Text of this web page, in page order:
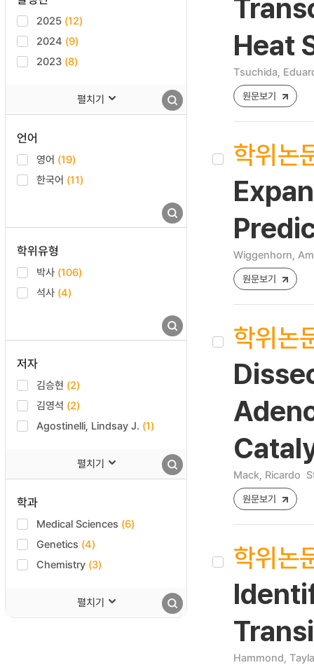
2025 (12)
2024 (9)
2023 (8)
펼치기
언어
영어 (19)
한국어 (11)
학위유형
박사 (106)
석사 (4)
저자
김승현 (2)
김영석 (2)
Agostinelli, Lindsay J. (1)
펼치기
학과
Medical Sciences (6)
Genetics (4)
Chemistry (3)
펼치기
Heat
Tsuchida,
원문보기
학위논
Wiggenhorn,
원문보기
학위논
Mack, Ricardo
원문보기
학위논
Hammond,